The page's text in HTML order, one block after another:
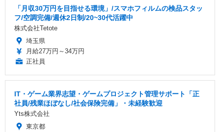
「月収30万円を目指せる環境」/スマホフィルムの検品スタッ
フ/空調完備/週休2日制/20~30代活躍中
株式会社Tetote
埼玉県
月給27万円～34万円
正社員
IT・ゲーム業界志望・ゲームプロジェクト管理サポート「正
社員/残業ほぼなし/社会保険完備」・未経験歓迎
Yts株式会社
東京都